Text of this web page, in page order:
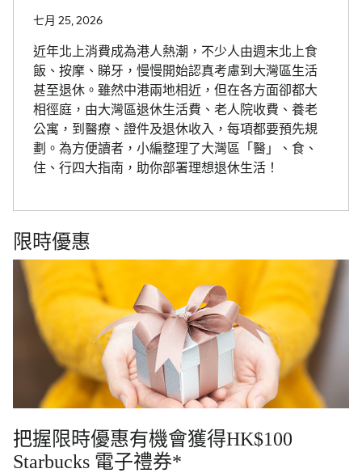
七月 25, 2026
近年北上消費成為港人熱潮，不少人由週末北上食
飯、按摩、睇牙，慢慢開始認真考慮到大灣區生活
甚至退休。雖然中港兩地相近，但在各方面卻都大
相徑庭，由大灣區退休生活費、老人院收費、養老
公寓，到醫療、證件及退休收入，每項都要預先規
劃。為方便讀者，小編整理了大灣區「醫」、食、
住、行四大指南，助你部署理想退休生活！
限時優惠
把握限時優惠有機會獲得HK$100
Starbucks 電子禮券*